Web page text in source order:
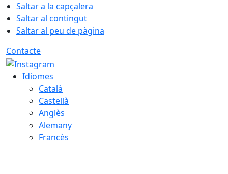
Saltar a la capçalera
Saltar al contingut
Saltar al peu de pàgina
Contacte
Idiomes
Català
Castellà
Anglès
Alemany
Francès